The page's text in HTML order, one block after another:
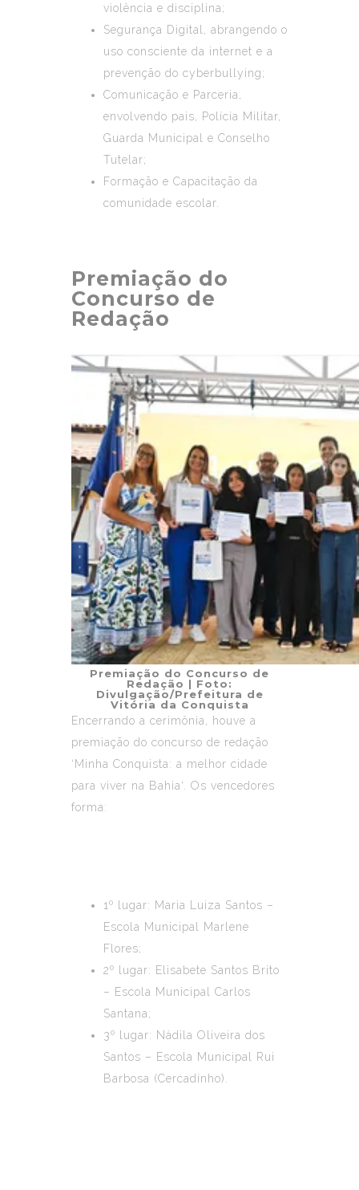
violência e disciplina;
Segurança Digital, abrangendo o
uso consciente da internet e a
prevenção do cyberbullying;
Comunicação e Parceria,
envolvendo pais, Polícia Militar,
Guarda Municipal e Conselho
Tutelar;
Formação e Capacitação da
comunidade escolar.
Premiação do
Concurso de
Redação
Premiação do Concurso de
Redação | Foto:
Divulgação/Prefeitura de
Vitória da Conquista
Encerrando a cerimônia, houve a
premiação do concurso de redação
‘ Minha Conquista: a melhor cidade
para viver na Bahia‘. Os vencedores
forma:
1º lugar: Maria Luiza Santos –
Escola Municipal Marlene
Flores;
2º lugar: Elisabete Santos Brito
– Escola Municipal Carlos
Santana;
3º lugar: Nádila Oliveira dos
Santos – Escola Municipal Rui
Barbosa (Cercadinho).